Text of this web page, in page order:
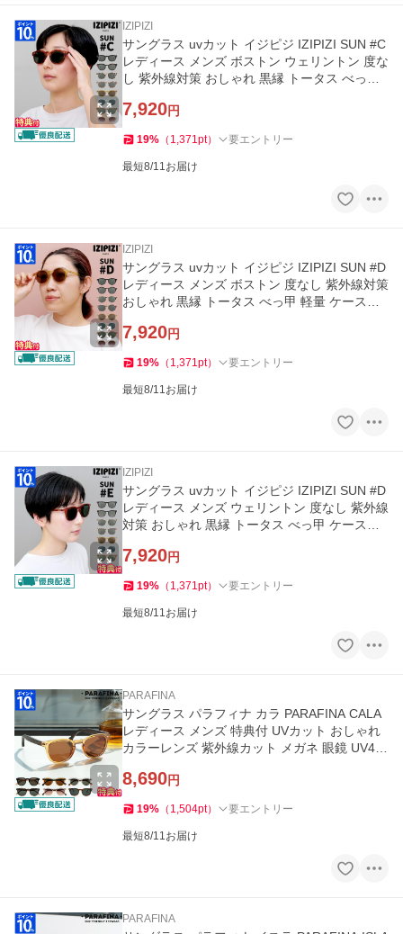
IZIPIZI
サングラス uvカット イジピジ IZIPIZI SUN #C
レディース メンズ ボストン ウェリントン 度な
し 紫外線対策 おしゃれ 黒縁 トータス べっ甲
7,920円
19% （ 1,371pt） 要エントリー
最短8/11お届け
IZIPIZI
サングラス uvカット イジピジ IZIPIZI SUN #D
レディース メンズ ボストン 度なし 紫外線対策
おしゃれ 黒縁 トータス べっ甲 軽量 ケース付
7,920円
19% （ 1,371pt） 要エントリー
最短8/11お届け
IZIPIZI
サングラス uvカット イジピジ IZIPIZI SUN #D
レディース メンズ ウェリントン 度なし 紫外線
対策 おしゃれ 黒縁 トータス べっ甲 ケース付
7,920円
19% （ 1,371pt） 要エントリー
最短8/11お届け
PARAFINA
サングラス パラフィナ カラ PARAFINA CALA
レディース メンズ 特典付 UVカット おしゃれ
カラーレンズ 紫外線カット メガネ 眼鏡 UV40
8,690円
19% （ 1,504pt） 要エントリー
最短8/11お届け
PARAFINA